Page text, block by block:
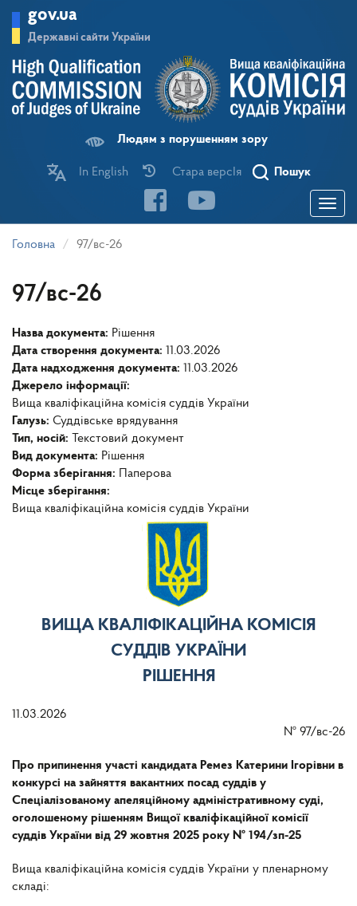
основного
матеріалу
gov.ua
Державні сайти України
Людям з порушенням зору
In English Стара версІя Пошук
Toggle
Головна 97/вс-26
97/вс-26
Назва документа: Рішення
Дата створення документа: 11.03.2026
Дата надходження документа: 11.03.2026
Джерело інформації:
Вища кваліфікаційна комісія суддів України
Галузь: Суддівське врядування
Тип, носій:
Текстовий документ
Вид документа: Рішення
Форма зберігання:
Паперова
Місце зберігання:
Вища кваліфікаційна комісія суддів України
ВИЩА КВАЛІФІКАЦІЙНА КОМІСІЯ
СУДДІВ УКРАЇНИ
РІШЕННЯ
11.03.2026
№ 97/вс-26
Про припинення участі кандидата Ремез Катерини Ігорівни в
конкурсі на зайняття вакантних посад суддів у
Спеціалізованому апеляційному адміністративному суді,
оголошеному рішенням Вищої кваліфікаційної комісії
суддів України від 29 жовтня 2025 року № 194/зп-25
Вища кваліфікаційна комісія суддів України у пленарному
складі: